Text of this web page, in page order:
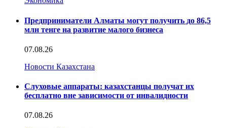
Предприниматели Алматы могут получить до 86,5
млн тенге на развитие малого бизнеса
07.08.26
Новости Казахстана
Слуховые аппараты: казахстанцы получат их
бесплатно вне зависимости от инвалидности
07.08.26